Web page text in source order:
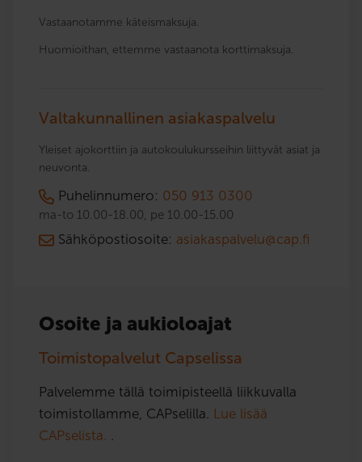
Vastaanotamme käteismaksuja.
Huomioithan, ettemme vastaanota korttimaksuja.
Valtakunnallinen asiakaspalvelu
Yleiset ajokorttiin ja autokoulukursseihin liittyvät asiat ja
neuvonta.
Puhelinnumero: 050 913 0300
ma-to 10.00-18.00, pe 10.00-15.00
Sähköpostiosoite: asiakaspalvelu@cap.fi
Osoite ja aukioloajat
Toimistopalvelut Capselissa
Palvelemme tällä toimipisteellä liikkuvalla
toimistollamme, CAPselilla. Lue lisää
CAPselista. .